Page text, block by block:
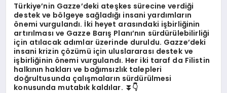
Türkiye’nin Gazze’deki ateşkes sürecine verdiği
destek ve bölgeye sağladığı insani yardımların
önemi vurgulandı. İki heyet arasındaki işbirliğinin
artırılması ve Gazze Barış Planı’nın sürdürülebilirliği
için atılacak adımlar üzerinde duruldu. Gazze’deki
insani krizin çözümü için uluslararası destek ve
işbirliğinin önemi vurgulandı. Her iki taraf da Filistin
halkının hakları ve bağımsızlık talepleri
doğrultusunda çalışmaların sürdürülmesi
konusunda mutabık kaldılar. ⏬👇